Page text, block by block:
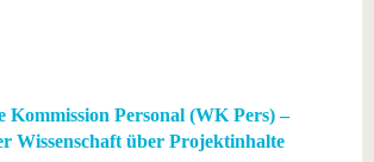
Kommission Personal (WK Pers) –
Wissenschaft über Projektinhalte